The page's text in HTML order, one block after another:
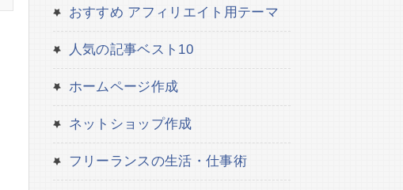
おすすめ アフィリエイト用テーマ
人気の記事ベスト10
ホームページ作成
ネットショップ作成
フリーランスの生活・仕事術